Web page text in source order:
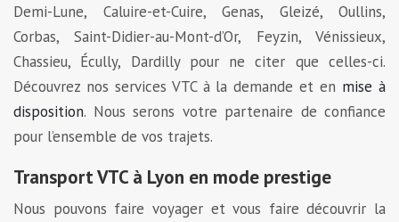
Demi-Lune, Caluire-et-Cuire, Genas, Gleizé, Oullins,
Corbas, Saint-Didier-au-Mont-d’Or, Feyzin, Vénissieux,
Chassieu, Écully, Dardilly pour ne citer que celles-ci.
Découvrez nos services VTC à la demande et en mise à
disposition. Nous serons votre partenaire de confiance
pour l’ensemble de vos trajets.
Transport VTC à Lyon en mode prestige
Nous pouvons faire voyager et vous faire découvrir la